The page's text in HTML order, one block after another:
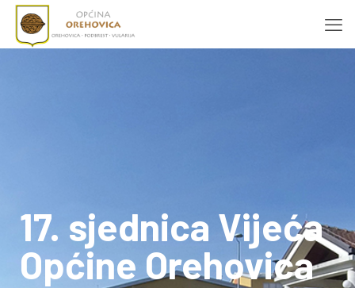
17. sjednica Vijeća
Općine Orehovica